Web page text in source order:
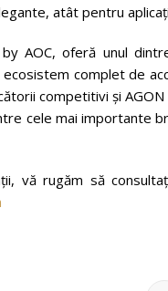
atât pentru
by AOC, oferă unul
complet de
competitivi și
cele mai importante
vă rugăm să